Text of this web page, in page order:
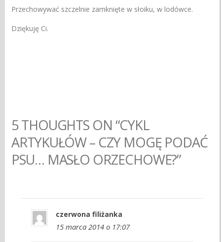
Przechowywać szczelnie zamknięte w słoiku, w lodówce.
Dziękuję Ci.
5 THOUGHTS ON “CYKL
ARTYKUŁÓW – CZY MOGĘ PODAĆ
PSU… MASŁO ORZECHOWE?”
czerwona filiżanka
15 marca 2014 o 17:07